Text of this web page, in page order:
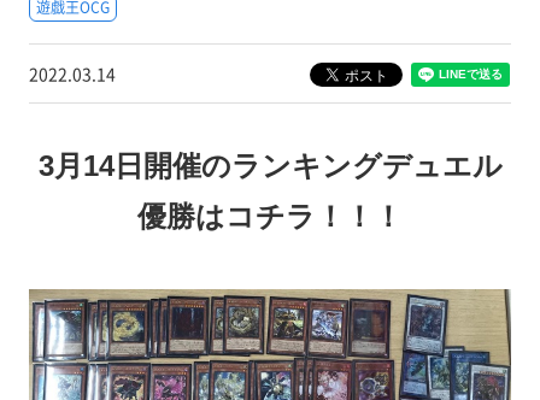
遊戯王OCG
2022.03.14
3月14日開催のランキングデュエル
優勝はコチラ！！！